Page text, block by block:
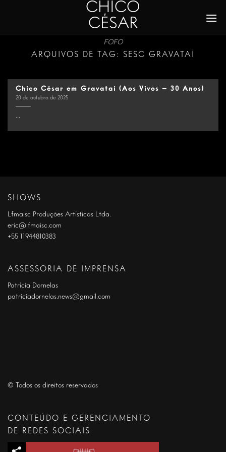
CHICO
CÉSAR
FOFO
ARQUIVOS DE TAG: SESC GRAVATAÍ
Chico César em Gravataí (Aos Vivos – 30 Anos)
20 de outubro de 2025
...
SHOWS
Lfmaisc Produções Artísticas Ltda.
eric@lfmaisc.com
+55 11944810383
ASSESSORIA DE IMPRENSA
Patrícia Dornelas
patriciadornelas.news@gmail.com
© Todos os direitos reservados
CONTEÚDO E GERENCIAMENTO
DE REDES SOCIAIS